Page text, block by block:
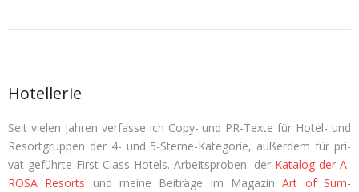
Hotellerie
Seit vie­len Jah­ren ver­fasse ich Copy- und PR-Texte für Hotel- und
Resort­grup­pen der 4- und 5-Sterne-Kate­go­rie, außer­dem für pri­
vat geführte First-Class-Hotels. Arbeits­pro­ben: der Kata­log der A-
ROSA Resorts und meine Bei­träge im Maga­zinArt of Sum­